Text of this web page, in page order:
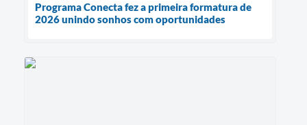
Programa Conecta fez a primeira formatura de
2026 unindo sonhos com oportunidades